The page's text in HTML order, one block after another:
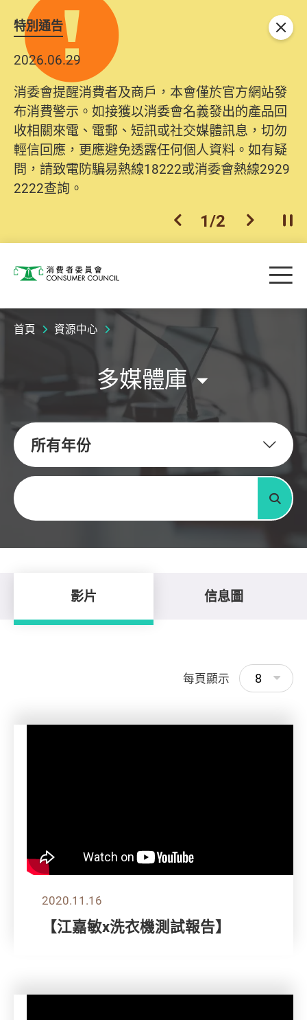
特別通告
2026.06.29
消委會提醒消費者及商戶，本會僅於官方網站發
布消費警示。如接獲以消委會名義發出的產品回
收相關來電、電郵、短訊或社交媒體訊息，切勿
輕信回應，更應避免透露任何個人資料。如有疑
問，請致電防騙易熱線18222或消委會熱線2929
2222查詢。
2025.10.31
為提升使用者體驗及網絡安全，本會的投訴處理
系統已經進行升級及推出新功能。由2025年11月
10日起，消費者需要提供基本聯絡資料（包括姓
名、電郵及電話）註冊帳戶，才可提交投訴、查
詢及建議。所有提交紀錄將清晰整合於帳戶中，
方便日後作出跟進。
上一個
2/2 下一個開
關閉
消費者委員會 目
首頁 資源中心
多媒體庫
所有年份
關鍵字
搜尋
影片 信息圖
每頁顯示 8
2020.11.16
【江嘉敏x洗衣機測試報告】